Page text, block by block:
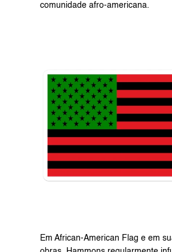
comunidade afro-americana.
Em African-American Flag e em